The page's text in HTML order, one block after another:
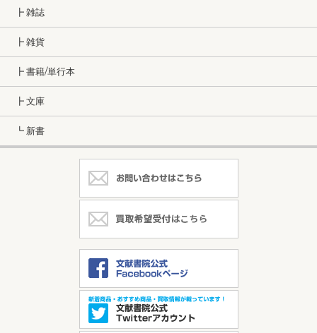
┣ 雑誌
┣ 雑貨
┣ 書籍/単行本
┣ 文庫
┗ 新書